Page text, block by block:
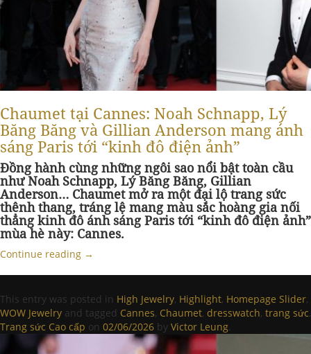
Chaumet tại Cannes: Noah Schnapp, Lý
Băng Băng và Gillian Anderson mang ánh
sáng Paris tới “kinh đô điện ảnh”
Đồng hành cùng những ngôi sao nổi bật toàn cầu
như Noah Schnapp, Lý Băng Băng, Gillian
Anderson… Chaumet mở ra một đại lộ trang sức
thênh thang, tráng lệ mang màu sắc hoàng gia nối
thẳng kinh đô ánh sáng Paris tới “kinh đô điện ảnh”
mùa hè này: Cannes.
Continue reading →
This entry was posted in High Jewelry, Highlight, Homepage Slider,
WOW Jewelry and tagged Cannes, Chaumet, dresswatch, trang sức,
Trang sức Cao cấp on 02/06/2026 by Victor Leung.